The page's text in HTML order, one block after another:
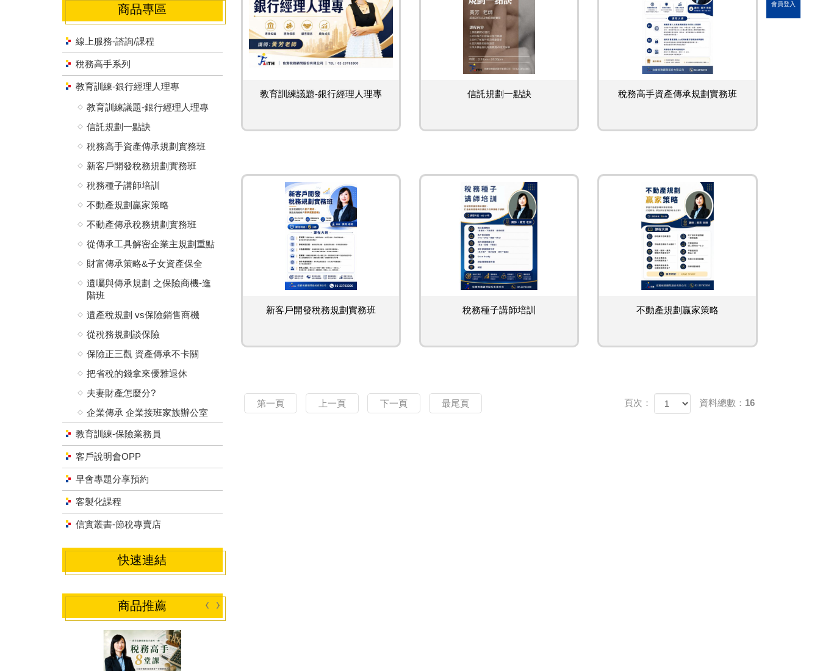
商品專區
線上服務-諮詢/課程
稅務高手系列
教育訓練-銀行經理人理專
教育訓練議題-銀行經理人理專
信託規劃一點訣
稅務高手資產傳承規劃實務班
新客戶開發稅務規劃實務班
稅務種子講師培訓
不動產規劃贏家策略
不動產傳承稅務規劃實務班
從傳承工具解密企業主規劃重點
財富傳承策略&子女資產保全
遺囑與傳承規劃 之保險商機-進
階班
遺產稅規劃 vs保險銷售商機
從稅務規劃談保險
保險正三觀 資產傳承不卡關
把省稅的錢拿來優雅退休
夫妻財產怎麼分?
企業傳承 企業接班家族辦公室
教育訓練-保險業務員
客戶說明會OPP
早會專題分享預約
客製化課程
信實叢書-節稅專賣店
快速連結
商品推薦
教育訓練議題-銀行經理人理專 信託規劃一點訣 稅務高手資產傳承規劃實務班
新客戶開發稅務規劃實務班 稅務種子講師培訓 不動產規劃贏家策略
第一頁 上一頁 下一頁 最尾頁 頁次： 資料總數：16
會員登入